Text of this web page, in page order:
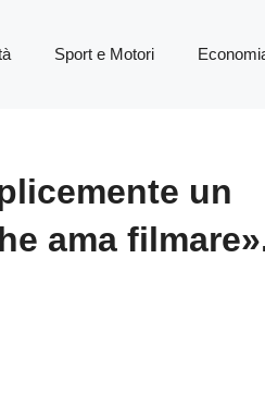
Sport e Motori
un
ama